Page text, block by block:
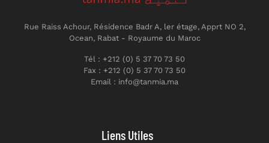
Rue Raiss Achour, Résidence Badr A, ler étage, Apprt NO 2,
Ocean, Rabat - Royaume du Maroc
Tél : +212 (0) 5 37 70 73 50
Fax : +212 (0) 5 37 70 73 50
Email : info@tanmia.ma
Liens Utiles